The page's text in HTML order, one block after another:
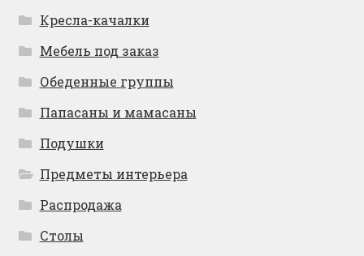
Кресла-качалки
Мебель под заказ
Обеденные группы
Папасаны и мамасаны
Подушки
Предметы интерьера
Распродажа
Столы